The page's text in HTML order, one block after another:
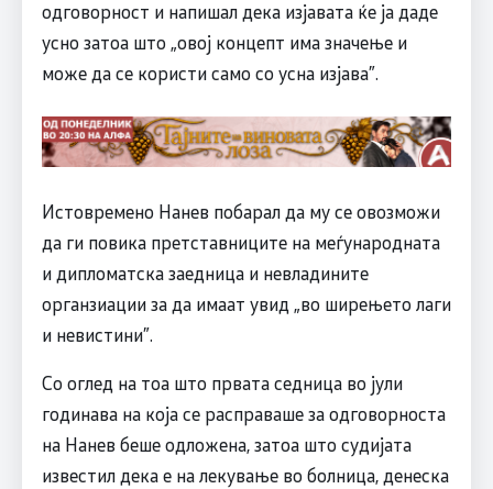
одговорност и напишал дека изјавата ќе ја даде
усно затоа што „овој концепт има значење и
може да се користи само со усна изјава”.
Истовремено Нанев побарал да му се овозможи
да ги повика претставниците на меѓународната
и дипломатска заедница и невладините
органзиации за да имаат увид „во ширењето лаги
и невистини”.
Со оглед на тоа што првата седница во јули
годинава на која се расправаше за одговорноста
на Нанев беше одложена, затоа што судијата
известил дека е на лекување во болница, денеска